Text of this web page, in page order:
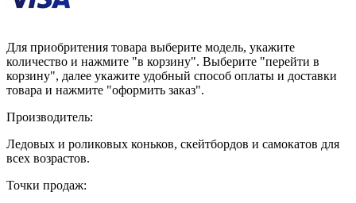
Для приобритения товара выберите модель, укажите
количество и нажмите "в корзину". Выберите "перейти в
корзину", далее укажите удобный способ оплаты и доставки
товара и нажмите "оформить заказ".
Производитель:
Ледовых и роликовых коньков, скейтбордов и самокатов для
всех возрастов.
Точки продаж: